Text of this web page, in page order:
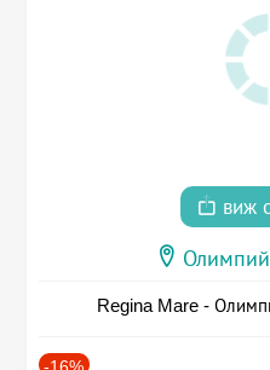
виж
Regina Mare -